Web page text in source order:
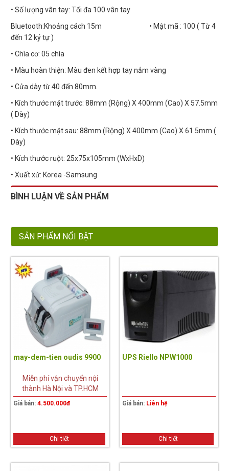
• Số lượng vân tay: Tối đa 100 vân tay
Bluetooth:Khoảng cách 15m • Mật mã : 100 ( Từ 4
đến 12 ký tự )
• Chìa cơ: 05 chìa
• Màu hoàn thiện: Màu đen kết hợp tay nắm vàng
• Cửa dày từ 40 đến 80mm.
• Kích thước mặt trước: 88mm (Rộng) X 400mm (Cao) X 57.5mm
( Dày)
• Kích thước mặt sau: 88mm (Rộng) X 400mm (Cao) X 61.5mm (
Dày)
• Kích thước ruột: 25x75x105mm (WxHxD)
• Xuất xứ: Korea -Samsung
BÌNH LUẬN VỀ SẢN PHẨM
SẢN PHẨM NỔI BẬT
may-dem-tien oudis 9900
Miễn phí vận chuyển nội
thành Hà Nội và TP.HCM
Giá bán:4.500.000đ
Chi tiết
UPS Riello NPW1000
Giá bán: Liên hệ
Chi tiết